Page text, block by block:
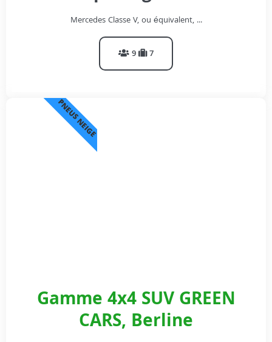
Mercedes Classe V, ou équivalent, ...
9 7
Gamme 4x4 SUV GREEN
CARS, Berline
PNEUS NEIGE